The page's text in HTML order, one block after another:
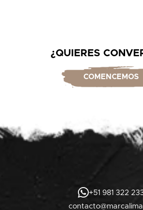
¿QUIERES
COMENCEMOS
+51 981 322